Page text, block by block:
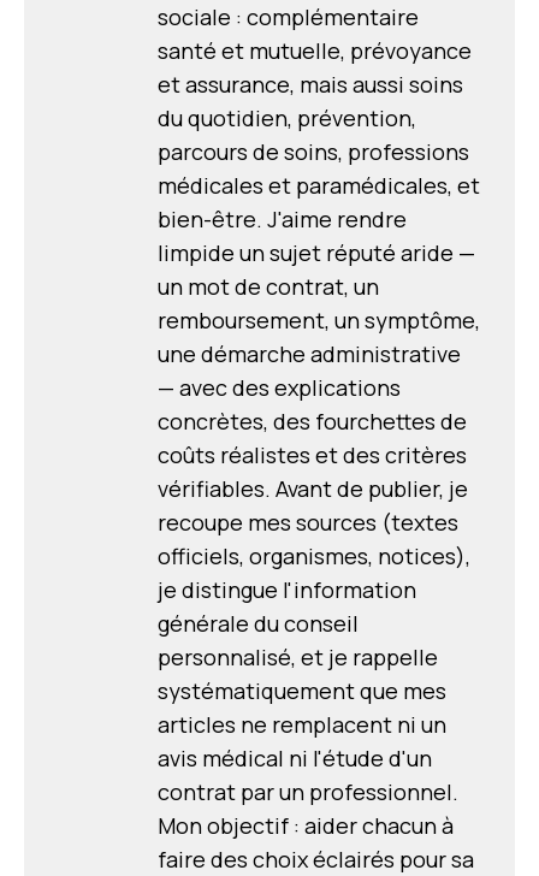
sociale : complémentaire
santé et mutuelle, prévoyance
et assurance, mais aussi soins
du quotidien, prévention,
parcours de soins, professions
médicales et paramédicales, et
bien-être. J'aime rendre
limpide un sujet réputé aride —
un mot de contrat, un
remboursement, un symptôme,
une démarche administrative
— avec des explications
concrètes, des fourchettes de
coûts réalistes et des critères
vérifiables. Avant de publier, je
recoupe mes sources (textes
officiels, organismes, notices),
je distingue l'information
générale du conseil
personnalisé, et je rappelle
systématiquement que mes
articles ne remplacent ni un
avis médical ni l'étude d'un
contrat par un professionnel.
Mon objectif : aider chacun à
faire des choix éclairés pour sa